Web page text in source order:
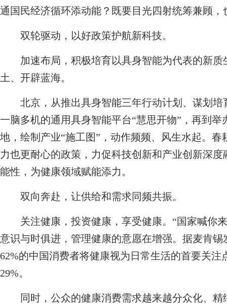
通国民经济循环添动能？既要目光四射统筹兼顾
双轮驱动，以好政策护航新科技。
加速布局，积极培育以具身智能为代表的新质
土、开辟蓝海。
北京，从推出具身智能三年行动计划、谋划培
一脑多机的通用具身智能平台“慧思开物”，再到
地，绘制产业“施工图”，动作频频、风生水起。
力也更耐心的政策，力促科技创新和产业创新深
能性，为健康领域赋能添力。
双向奔赴，让供给和需求同频共振。
关注健康，投资健康，享受健康。“国家喊你来
意识与时俱进，管理健康的意愿在增强。据麦肯
62%的中国消费者将健康视为日常生活的首要关
29%。
同时，公众的健康消费需求越来越分众化、精